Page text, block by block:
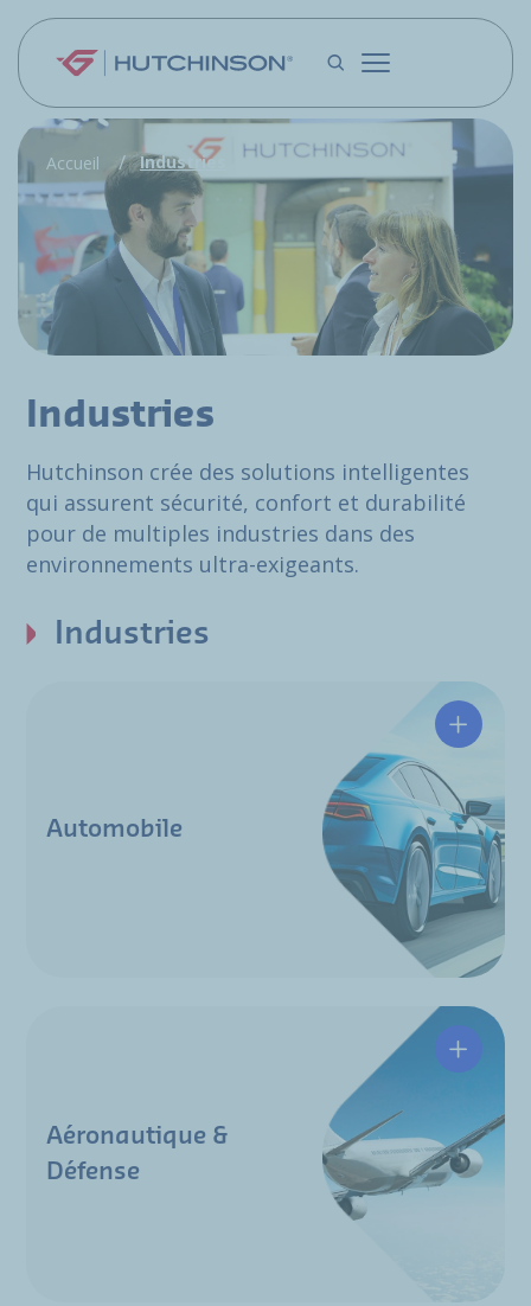
Aller au contenu principal
Accueil Industries
Industries
Hutchinson crée des solutions intelligentes
qui assurent sécurité, confort et durabilité
pour de multiples industries dans des
environnements ultra-exigeants.
Industries
Automobile
Aéronautique &
Défense